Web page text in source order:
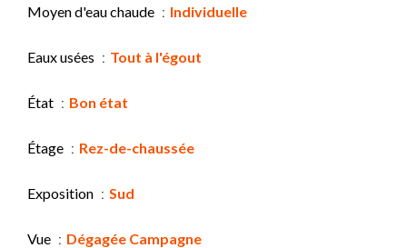
Moyen d'eau chaude Individuelle
Eaux usées Tout à l'égout
État Bon état
Étage Rez-de-chaussée
Exposition Sud
Vue Dégagée Campagne